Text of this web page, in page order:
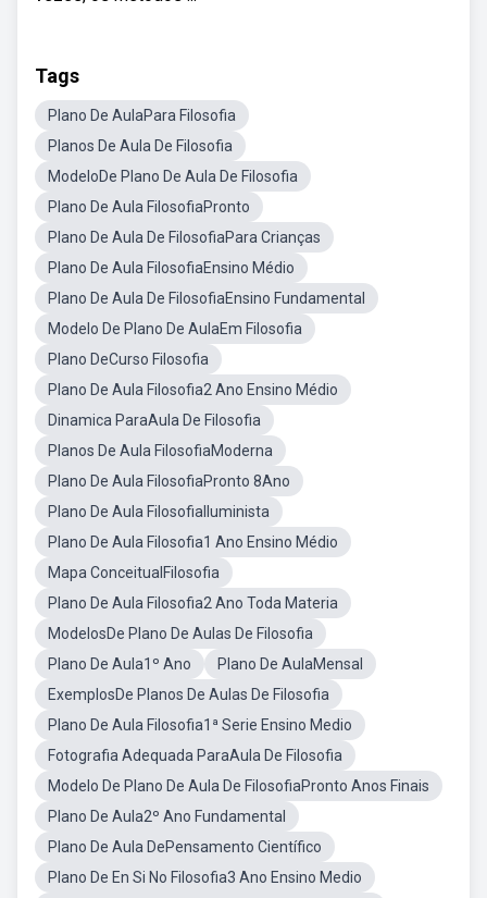
Tags
Plano De AulaPara Filosofia
Planos De Aula De Filosofia
ModeloDe Plano De Aula De Filosofia
Plano De Aula FilosofiaPronto
Plano De Aula De FilosofiaPara Crianças
Plano De Aula FilosofiaEnsino Médio
Plano De Aula De FilosofiaEnsino Fundamental
Modelo De Plano De AulaEm Filosofia
Plano DeCurso Filosofia
Plano De Aula Filosofia2 Ano Ensino Médio
Dinamica ParaAula De Filosofia
Planos De Aula FilosofiaModerna
Plano De Aula FilosofiaPronto 8Ano
Plano De Aula FilosofiaIluminista
Plano De Aula Filosofia1 Ano Ensino Médio
Mapa ConceitualFilosofia
Plano De Aula Filosofia2 Ano Toda Materia
ModelosDe Plano De Aulas De Filosofia
Plano De Aula1º Ano
Plano De AulaMensal
ExemplosDe Planos De Aulas De Filosofia
Plano De Aula Filosofia1ª Serie Ensino Medio
Fotografia Adequada ParaAula De Filosofia
Modelo De Plano De Aula De FilosofiaPronto Anos Finais
Plano De Aula2º Ano Fundamental
Plano De Aula DePensamento Científico
Plano De En Si No Filosofia3 Ano Ensino Medio